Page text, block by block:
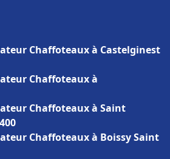
Chaffoteaux à Castelginest
Chaffoteaux à
Chaffoteaux à Saint
Chaffoteaux à Boissy Saint